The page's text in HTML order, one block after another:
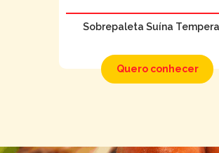
Sobrepaleta Suína
Quero conhecer